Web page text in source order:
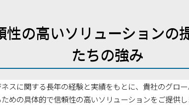
性の高いソリューションの
たちの強み
スに関する長年の経験と実績をもとに、貴社のグロ
めの具体的で信頼性の高いソリューションをご提供